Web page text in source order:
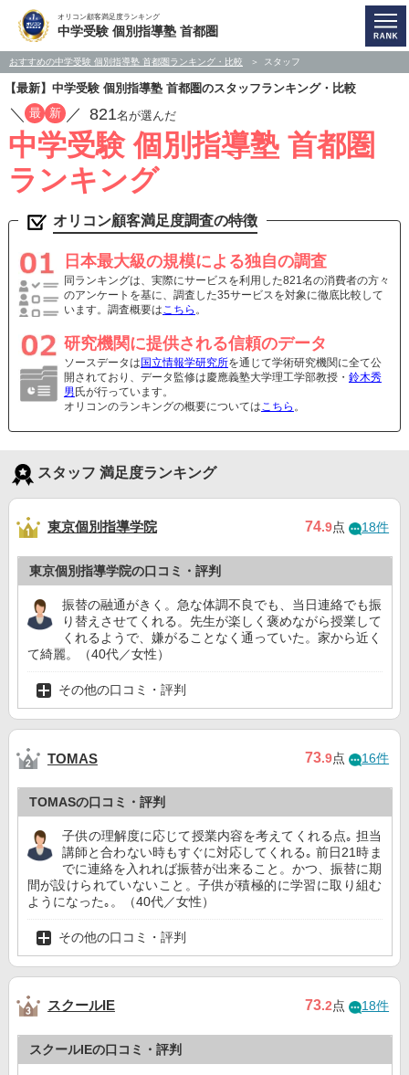
オリコン顧客満足度ランキング
中学受験 個別指導塾 首都圏
おすすめの中学受験 個別指導塾 首都圏ランキング・比較 スタッフ
【最新】中学受験 個別指導塾 首都圏のスタッフランキング・比較
／ 最 新 ／ 821名が選んだ
中学受験 個別指導塾 首都圏
ランキング
オリコン顧客満足度調査の特徴
日本最大級の規模による独自の調査
同ランキングは、実際にサービスを利用した821名の消費者の方々
のアンケートを基に、調査した35サービスを対象に徹底比較して
います。調査概要はこちら 。
研究機関に提供される信頼のデータ
ソースデータは 国立情報学研究所を通じて学術研究機関に全て公
開されており、データ監修は慶應義塾大学理工学部教授・ 鈴木秀
男 氏が行っています。
オリコンのランキングの概要についてはこちら 。
スタッフ 満足度ランキング
東京個別指導学院 74.9点 18件
東京個別指導学院の口コミ・評判
振替の融通がきく。急な体調不良でも、当日連絡でも振
り替えさせてくれる。先生が楽しく褒めながら授業して
くれるようで、嫌がることなく通っていた。家から近く
て綺麗。（40代／女性）
その他の口コミ・評判
TOMAS 73.9点 16件
TOMASの口コミ・評判
子供の理解度に応じて授業内容を考えてくれる点｡ 担当
講師と合わない時もすぐに対応してくれる｡ 前日21時ま
でに連絡を入れれば振替が出来ること。かつ、振替に期
間が設けられていないこと。子供が積極的に学習に取り組む
ようになった｡。（40代／女性）
その他の口コミ・評判
スクールIE 73.2点 18件
スクールIEの口コミ・評判